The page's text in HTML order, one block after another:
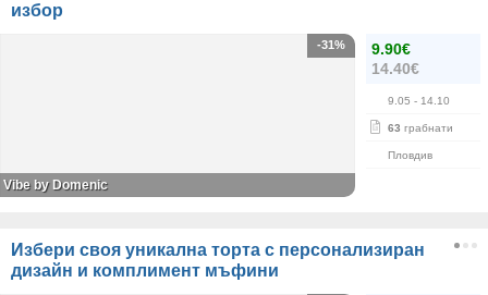
избор
9.90€
14.40€
9.05 - 14.10
63 грабнати
Пловдив
-31%
Vibe by Domenic
Избери своя уникална торта с персонализиран
дизайн и комплимент мъфини